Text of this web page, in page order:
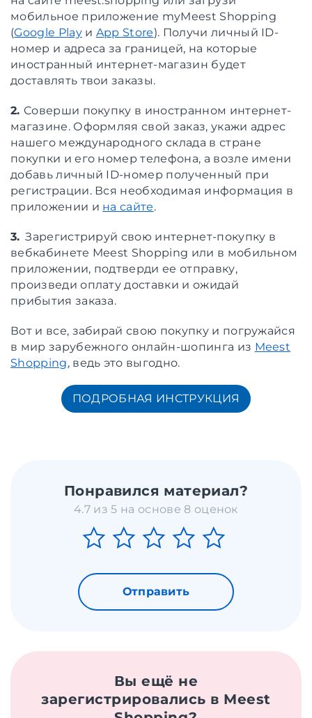
мобильное приложение myMeest Shopping
(Google Playи App Store). Получи личный ID-
номер и адреса за границей, на которые
иностранный интернет-магазин будет
доставлять твои заказы.
2. Соверши покупку в иностранном интернет-
магазине. Оформляя свой заказ, укажи адрес
нашего международного склада в стране
покупки и его номер телефона, а возле имени
добавь личный ID-номер полученный при
регистрации. Вся необходимая информация в
приложении и на сайте.
3. Зарегистрируй свою интернет-покупку в
вебкабинете Meest Shopping или в мобильном
приложении, подтверди ее отправку,
произведи оплату доставки и ожидай
прибытия заказа.
Вот и все, забирай свою покупку и погружайся
в мир зарубежного онлайн-шопинга из Meest
Shopping, ведь это выгодно.
ПОДРОБНАЯ ИНСТРУКЦИЯ
Понравился материал?
4.7 из 5 на основе 8 оценок
Отправить
Вы ещё не
зарегистрировались в Meest